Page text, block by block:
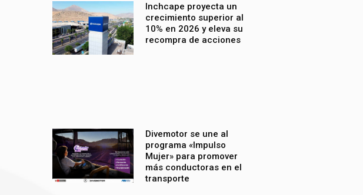
Inchcape proyecta un
crecimiento superior al
10% en 2026 y eleva su
recompra de acciones
Divemotor se une al
programa «Impulso
Mujer» para promover
más conductoras en el
transporte